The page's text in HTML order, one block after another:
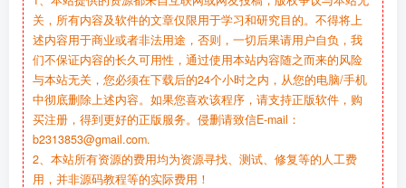
关，所有内容及软件的文章仅限用于学习和研究目的。不得将上
述内容用于商业或者非法用途，否则，一切后果请用户自负，我
们不保证内容的长久可用性，通过使用本站内容随之而来的风险
与本站无关，您必须在下载后的24个小时之内，从您的电脑/手机
中彻底删除上述内容。如果您喜欢该程序，请支持正版软件，购
买注册，得到更好的正版服务。侵删请致信E-mail：
b2313853@gmail.com.
2、本站所有资源的费用均为资源寻找、测试、修复等的人工费
用，并非源码教程等的实际费用！